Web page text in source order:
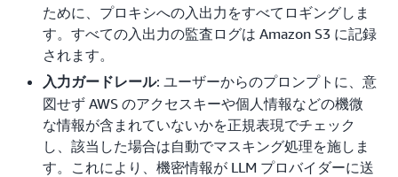
ために、プロキシへの入出力をすべてロギングしま
す。すべての入出力の監査ログは Amazon S3 に記録
されます。
入力ガードレール: ユーザーからのプロンプトに、意
図せず AWS のアクセスキーや個人情報などの機微
な情報が含まれていないかを正規表現でチェック
し、該当した場合は自動でマスキング処理を施しま
す。これにより、機密情報が LLM プロバイダーに送